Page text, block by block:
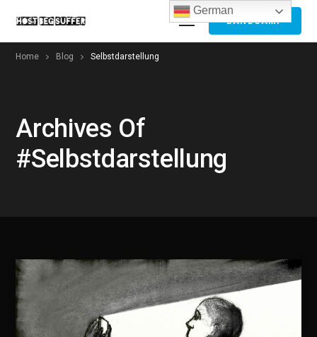
BANDCAMP
Home Blog Selbstdarstellung
Archives Of
#selbstdarstellung
German